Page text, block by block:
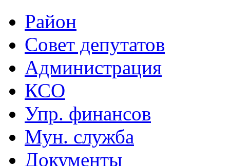
Район
Совет депутатов
Администрация
КСО
Упр. финансов
Мун. служба
Документы